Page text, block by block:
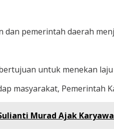
dan pemerintah daerah
untuk menekan
masyarakat, Pemerintah
Murad Ajak